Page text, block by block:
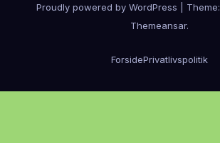
Proudly powered by WordPress Theme:
Themeansar.
ForsidePrivatlivspolitik